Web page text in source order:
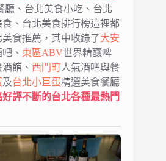
廳、台北美食小吃、台北
、台北美食排行榜這裡都
食推薦，其中收錄了大安
、 東區ABV世界精釀啤
館、 西門町人氣酒吧與餐
及台北小巨蛋精選美食餐廳
評不斷的台北各種最熱門